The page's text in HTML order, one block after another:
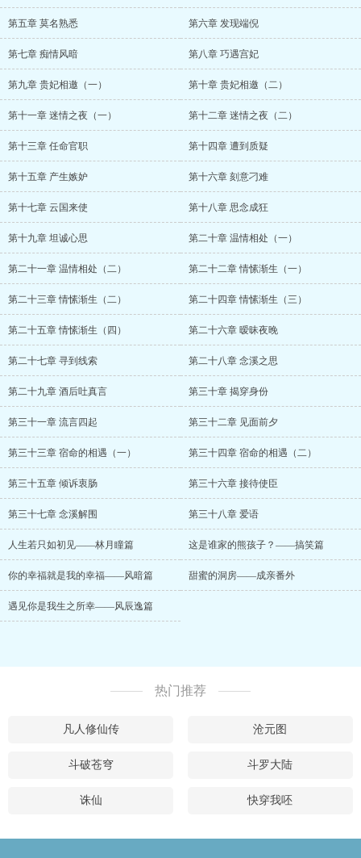
第五章 莫名熟悉 第六章 发现端倪
第七章 痴情风暗 第八章 巧遇宫妃
第九章 贵妃相邀（一） 第十章 贵妃相邀（二）
第十一章 迷情之夜（一） 第十二章 迷情之夜（二）
第十三章 任命官职 第十四章 遭到质疑
第十五章 产生嫉妒 第十六章 刻意刁难
第十七章 云国来使 第十八章 思念成狂
第十九章 坦诚心思 第二十章 温情相处（一）
第二十一章 温情相处（二） 第二十二章 情愫渐生（一）
第二十三章 情愫渐生（二） 第二十四章 情愫渐生（三）
第二十五章 情愫渐生（四） 第二十六章 暧昧夜晚
第二十七章 寻到线索 第二十八章 念溪之思
第二十九章 酒后吐真言 第三十章 揭穿身份
第三十一章 流言四起 第三十二章 见面前夕
第三十三章 宿命的相遇（一） 第三十四章 宿命的相遇（二）
第三十五章 倾诉衷肠 第三十六章 接待使臣
第三十七章 念溪解围 第三十八章 爱语
人生若只如初见——林月瞳篇 这是谁家的熊孩子？——搞笑篇
你的幸福就是我的幸福——风暗篇 甜蜜的洞房——成亲番外
遇见你是我生之所幸——风辰逸篇
热门推荐
凡人修仙传 沧元图
斗破苍穹 斗罗大陆
诛仙 快穿我呸